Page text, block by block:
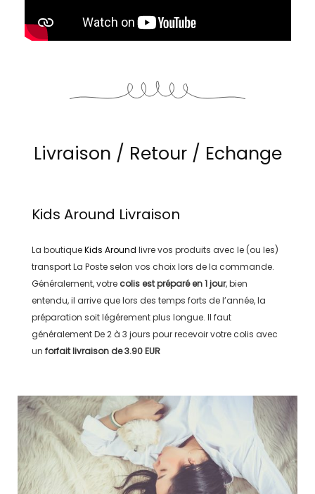
Livraison / Retour / Echange
Kids Around Livraison
La boutiqueKids Around livre vos produits avec le (ou les)
transportLa Posteselon vos choix lors de la commande.
Généralement, votre colis est préparé en1 jour, bien
entendu, il arrive que lors des temps forts de l’année, la
préparation soit légérement plus longue. Il faut
généralementDe 2 à 3 jours pour recevoir votre colis avec
un forfait livraison de3.90 EUR